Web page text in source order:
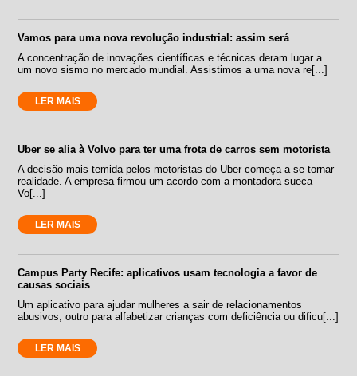
Vamos para uma nova revolução industrial: assim será
A concentração de inovações científicas e técnicas deram lugar a
um novo sismo no mercado mundial. Assistimos a uma nova re[...]
LER MAIS
Uber se alia à Volvo para ter uma frota de carros sem motorista
A decisão mais temida pelos motoristas do Uber começa a se tornar
realidade. A empresa firmou um acordo com a montadora sueca
Vo[...]
LER MAIS
Campus Party Recife: aplicativos usam tecnologia a favor de
causas sociais
Um aplicativo para ajudar mulheres a sair de relacionamentos
abusivos, outro para alfabetizar crianças com deficiência ou dificu[...]
LER MAIS